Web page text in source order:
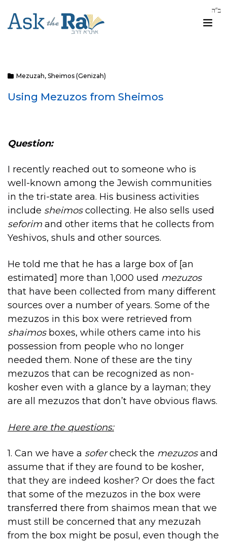
Mezuzah, Sheimos (Genizah)
Using Mezuzos from Sheimos
Question:
I recently reached out to someone who is
well-known among the Jewish communities
in the tri-state area. His business activities
include sheimoscollecting. He also sells used
seforim and other items that he collects from
Yeshivos, shuls and other sources.
He told me that he has a large box of [an
estimated] more than 1,000 used mezuzos
that have been collected from many different
sources over a number of years. Some of the
mezuzos in this box were retrieved from
shaimosboxes, while others came into his
possession from people who no longer
needed them. None of these are the tiny
mezuzos that can be recognized as non-
kosher even with a glance by a layman; they
are all mezuzos that don’t have obvious flaws.
Here are the questions:
1. Can we have a sofercheck the mezuzosand
assume that if they are found to be kosher,
that they are indeed kosher? Or does the fact
that some of the mezuzos in the box were
transferred there from shaimos mean that we
must still be concerned that any mezuzah
from the box might be posul, even though the